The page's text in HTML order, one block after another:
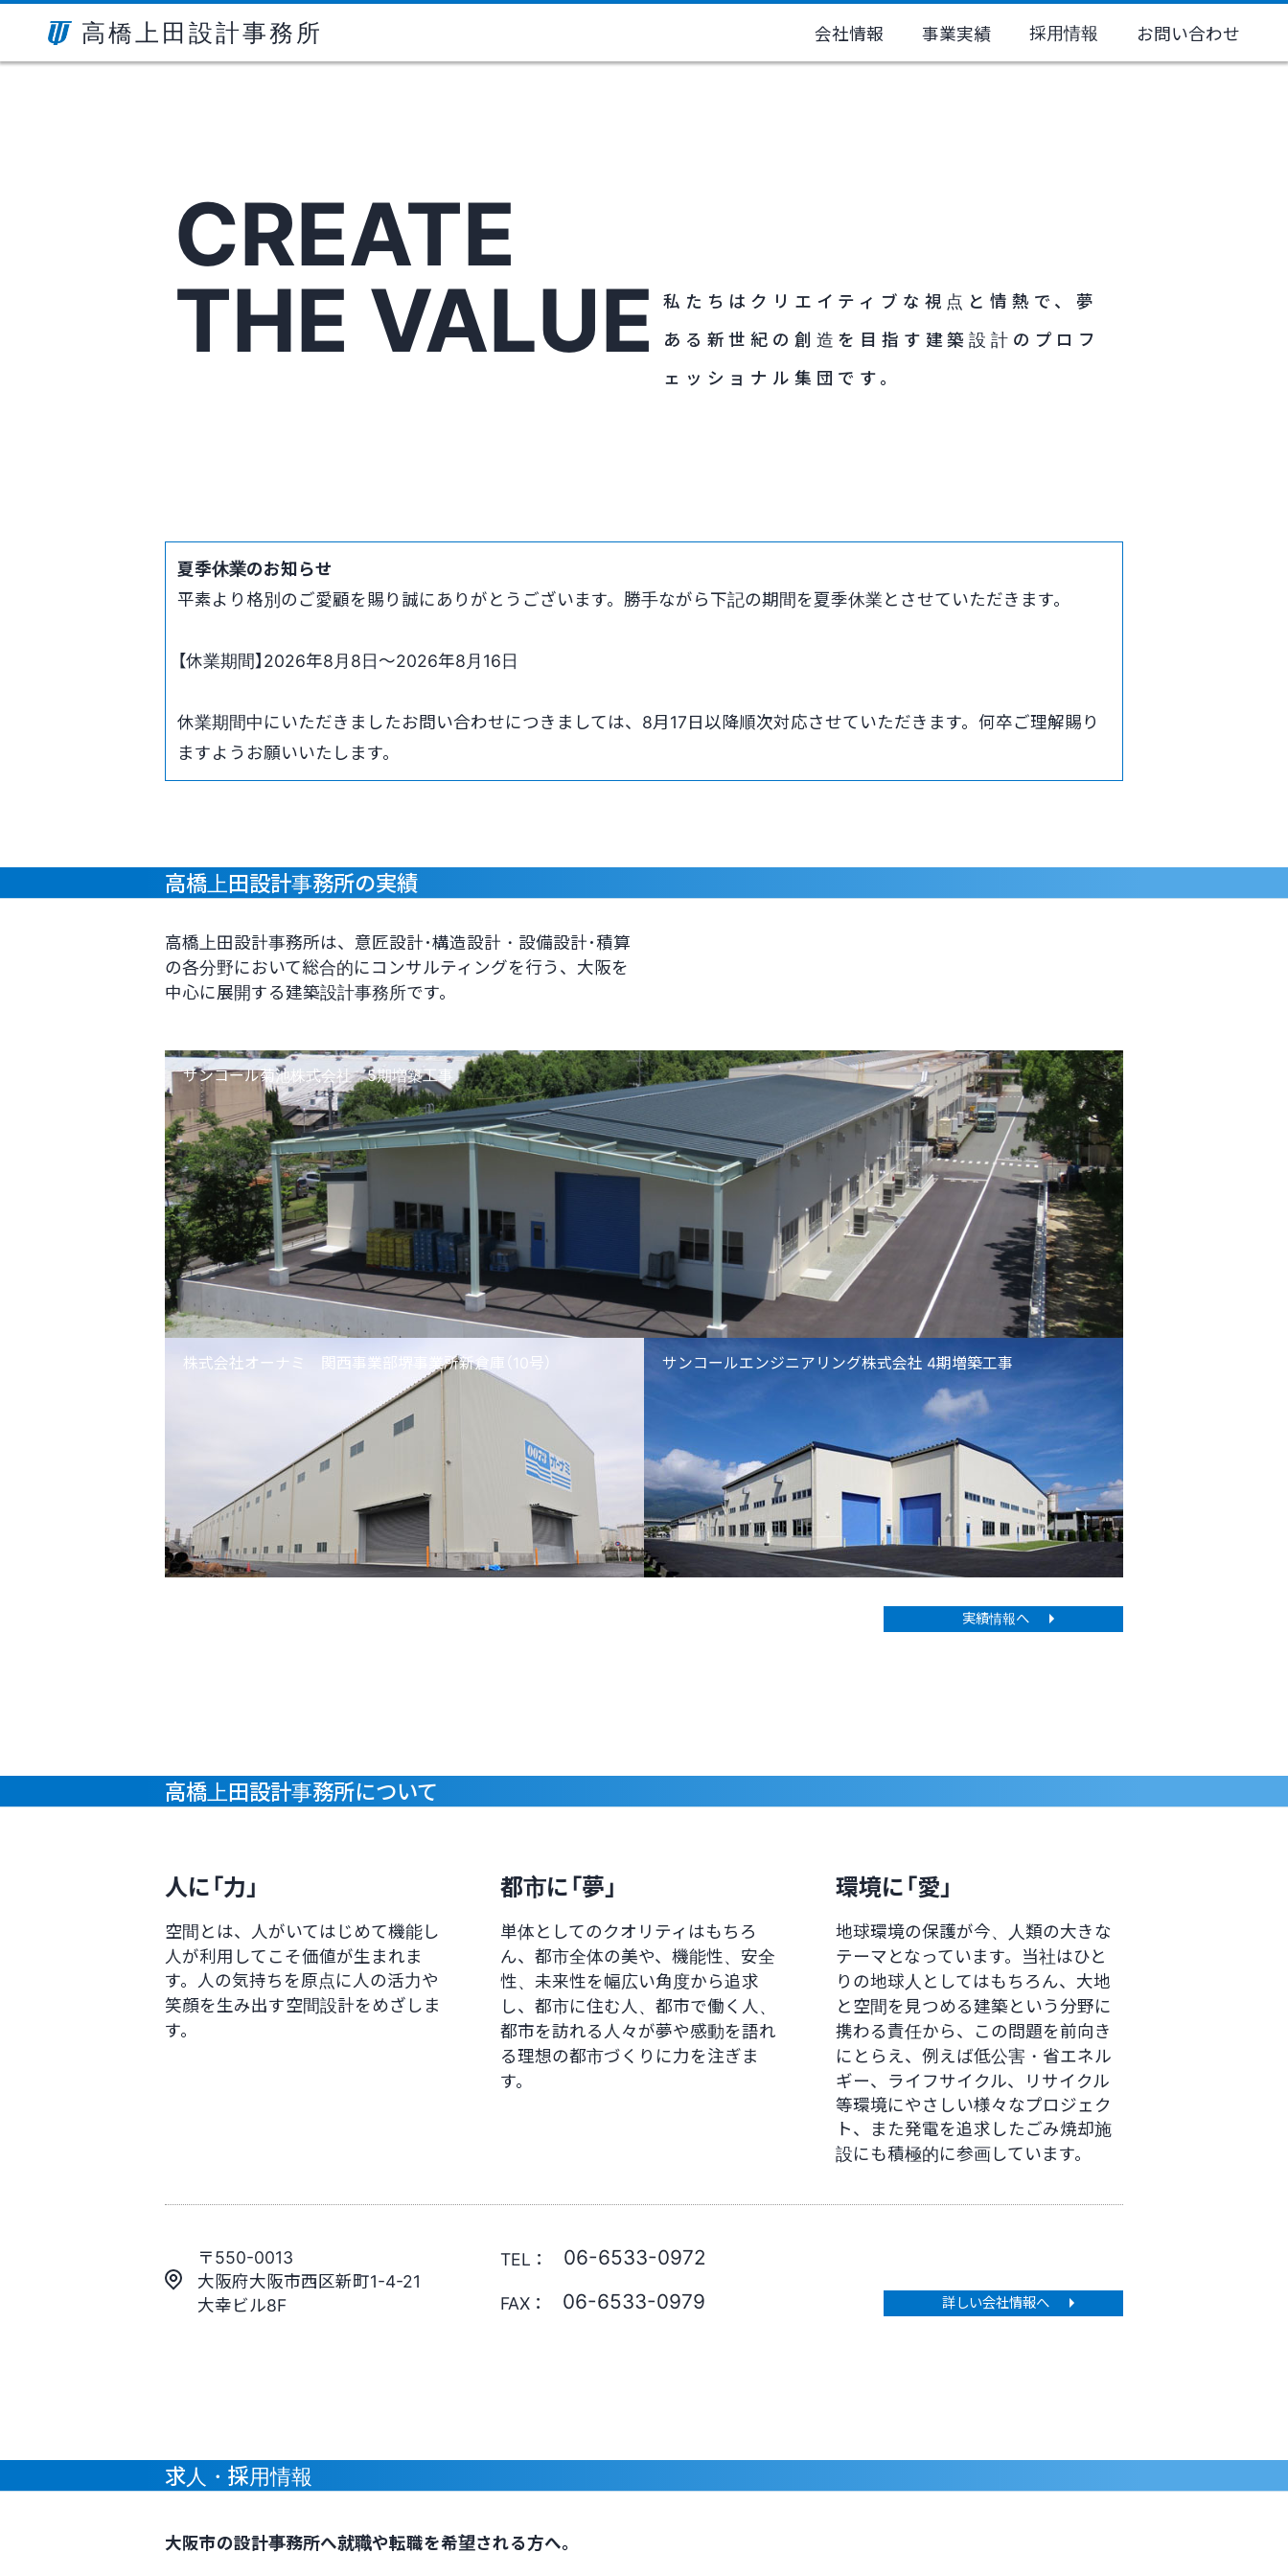
高橋上田設計事務所 会社情報 事業実績 採用情報 お問い合わせ
CREATE
THE VALUE
私たちはクリエイティブな視点と情熱で、夢
ある新世紀の創造を目指す建築設計のプロフ
ェッショナル集団です。
夏季休業のお知らせ
平素より格別のご愛顧を賜り誠にありがとうございます。勝手ながら下記の期間を夏季休業とさせていただきます。
【休業期間】2026年8月8日～2026年8月16日
休業期間中にいただきましたお問い合わせにつきましては、8月17日以降順次対応させていただきます。何卒ご理解賜り
ますようお願いいたします。
高橋上田設計事務所の実績
高橋上田設計事務所は、意匠設計･構造設計・設備設計･積算
の各分野において総合的にコンサルティングを行う、大阪を
中心に展開する建築設計事務所です。
サンコール菊池株式会社 5期増築工事
株式会社オーナミ 関西事業部堺事業所新倉庫（10号） サンコールエンジニアリング株式会社 4期増築工事
実績情報へ
高橋上田設計事務所について
人に「力」
空間とは、人がいてはじめて機能し
人が利用してこそ価値が生まれま
す。人の気持ちを原点に人の活力や
笑顔を生み出す空間設計をめざしま
す。
都市に「夢」
単体としてのクオリティはもちろ
ん、都市全体の美や、機能性、安全
性、未来性を幅広い角度から追求
し、都市に住む人、都市で働く人、
都市を訪れる人々が夢や感動を語れ
る理想の都市づくりに力を注ぎま
す。
環境に「愛」
地球環境の保護が今、人類の大きな
テーマとなっています。当社はひと
りの地球人としてはもちろん、大地
と空間を見つめる建築という分野に
携わる責任から、この問題を前向き
にとらえ、例えば低公害・省エネル
ギー、ライフサイクル、リサイクル
等環境にやさしい様々なプロジェク
ト、また発電を追求したごみ焼却施
設にも積極的に参画しています。
〒550-0013
大阪府大阪市西区新町1-4-21
大幸ビル8F
TEL： 06-6533-0972
FAX： 06-6533-0979 詳しい会社情報へ
求人・採用情報
大阪市の設計事務所へ就職や転職を希望される方へ。